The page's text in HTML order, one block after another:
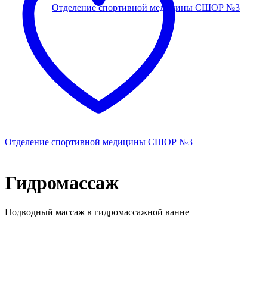
Отделение спортивной медицины СШОР №3
Отделение спортивной медицины СШОР №3
Гидромассаж
Подводный массаж в гидромассажной ванне